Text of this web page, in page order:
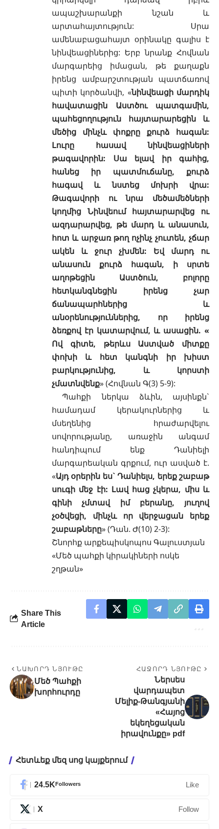
ապաշխարանքի նշան և
արտահայտություն: Սրա
ամենաբացահայտ օրինակը գալիս է
նինվեացիներից: Երբ նրանք Հովնան
մարգարեից իմացան, թե քաղաքն
իրենց ամբարշտության պատճառով
պիտի կործանվի, «նինվեացի մարդիկ
հավատացին Աստծու պատգամին,
պահեցողություն հայտարարեցին և
մեծից մինչև փոքրը քուրձ հագան:
Լուրը հասավ նինվեացիների
թագավորին: Սա ելավ իր գահից,
հանեց իր պատմուճանը, քուրձ
հագավ և նստեց մոխրի վրա:
Թագավորի ու նրա մեծամեծների
կողմից Նինվեում հայտարարվեց ու
ազդարարվեց, թե մարդ և անասուն,
հոտ և արջառ թող ոչինչ չուտեն, չճար
ակեն և ջուր չխմեն: Եվ մարդ ու
անասուն քուրձ հագան, ի սրտե
աղոթեցին Աստծուն, բոլորը
հետկանգնեցին իրենց չար
ճանապարհներից և
անօրենություններից, որ իրենց
ձեռքով էր կատարվում, և ասացին. «
Ով գիտե, թերևս Աստված միտքը
փոխի և հետ կանգնի իր խիստ
բարկությունից, և կորստի
չմատնվենք» (Հովնան Գ(3) 5-9):
Պահքի ներկա ձևին, այսինքն`
համադամ կերակուրներից և
մսեղենից հրաժարվելու
սովորությանը, առաջին անգամ
հանդիպում ենք Դանիելի
մարգարեական գրքում, ուր ասված է.
«Այդ օրերին ես` Դանիելս, երեք շաբաթ
սուգի մեջ էի: Լավ հաց չկերա, միս և
գինի չմտավ իմ բերանը, յուղով
չօծվեցի, մինչև որ վերջացան երեք
շաբաթները» (Դան. Ժ(10) 2-3):
Շնորհք արքեպիսկոպոս Գալուստյան
«Մեծ պահքի կիրակիների ոսկե
շղթան»
Share This
Article
ՆԱԽՈՐԴ ՆՅՈՒԹԸ
Մեծ Պահքի
խորհուրդը
ՀԱՋՈՐԴ ՆՅՈՒԹԸ
Ներսես
վարդապետ
Մելիք-Թանգյանի
«Հայոց
եկեղեցական
իրավունքը» pdf
Հետևեք մեզ սոց կայքերում
24.5KFollowers Like
X Follow